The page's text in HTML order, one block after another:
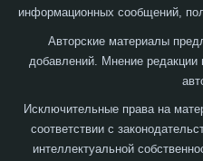
информационных сообщений,
Авторские материалы
добавлений. Мнение редакции
Исключительные права на
соответствии с
интеллектуальной